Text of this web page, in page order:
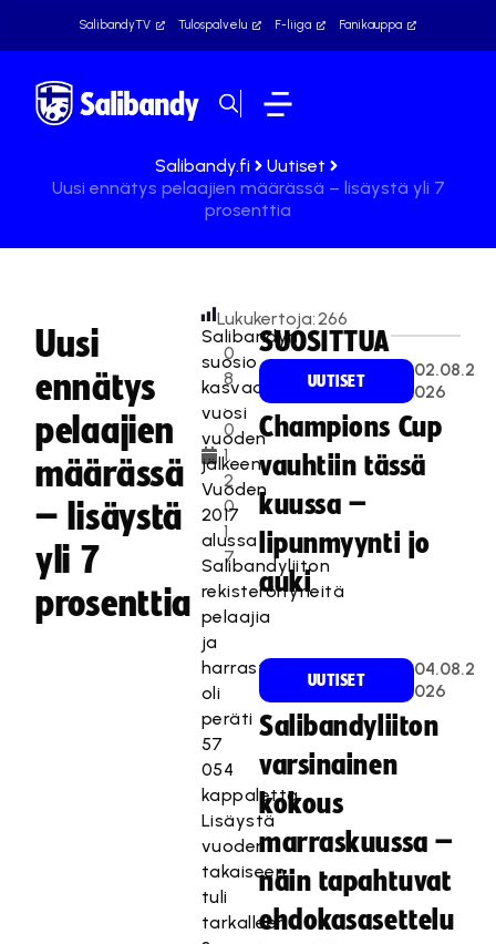
SalibandyTV Tulospalvelu F-liiga Fanikauppa
Salibandy.fi
Uutiset
Uusi ennätys pelaajien määrässä – lisäystä yli 7
prosenttia
Uusi
ennätys
pelaajien
määrässä
– lisäystä
yli 7
prosenttia
0
8
.
0
1.
2
0
1
7
Lukukertoja:266
Salibandyn
suosio
kasvaa
vuosi
vuoden
jälkeen.
Vuoden
2017
alussa
Salibandyliiton
rekisteröityneitä
pelaajia
ja
harrastajia
oli
peräti
57
054
kappaletta.
Lisäystä
vuoden
takaiseen
tuli
tarkalleen
SUOSITTUA
UUTISET
02.08.2
026
Champions Cup
vauhtiin tässä
kuussa –
lipunmyynti jo
auki
UUTISET
04.08.2
026
Salibandyliiton
varsinainen
kokous
marraskuussa –
näin tapahtuvat
ehdokasasettelu